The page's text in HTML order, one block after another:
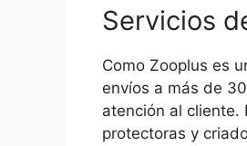
Servicios
Como Zooplus es
envíos a más de
atención al cliente.
protectoras y